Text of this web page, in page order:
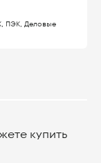
ПЭК, Деловые
купить